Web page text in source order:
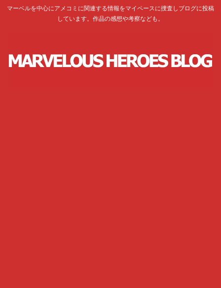
マーベルを中心にアメコミに関連する情報をマイペースに捜査しブログに投稿
しています。作品の感想や考察なども。